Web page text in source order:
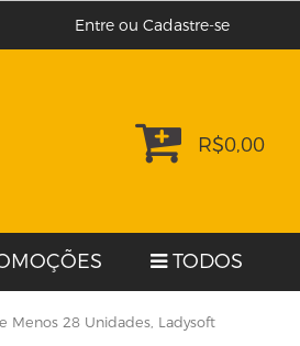
Entre ou Cadastre-se
R$0,00
TODOS
Menos 28 Unidades, Ladysoft